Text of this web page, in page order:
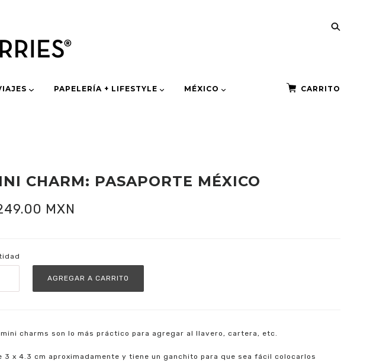
PAPELERÍA + LIFESTYLE MÉXICO CARRITO
CHARM: PASAPORTE MÉXICO
MXN
charms son lo más práctico para agregar al llavero, cartera, etc.
3 x 4.3 cm aproximadamente y tiene un ganchito para que sea fácil colocarlos